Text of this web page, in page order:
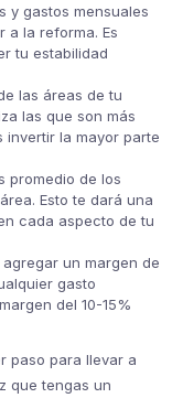
y gastos mensuales
a la reforma. Es
tu estabilidad
las áreas de tu
las que son más
invertir la mayor parte
promedio de los
Esto te dará una
cada aspecto de tu
un margen de
gasto
del 10-15%
paso para llevar a
que tengas un